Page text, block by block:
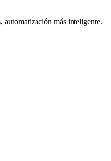
automatización más inteligente.